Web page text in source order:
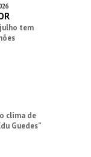
tem
clima de
Guedes”